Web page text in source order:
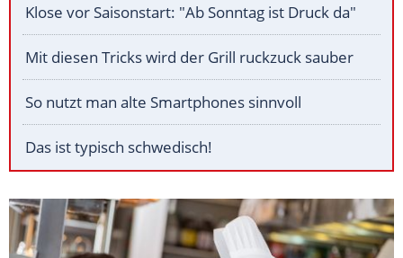
Klose vor Saisonstart: "Ab Sonntag ist Druck da"
Mit diesen Tricks wird der Grill ruckzuck sauber
So nutzt man alte Smartphones sinnvoll
Das ist typisch schwedisch!